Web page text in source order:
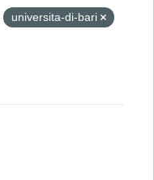
universita-di-bari